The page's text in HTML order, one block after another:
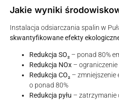
Jakie wyniki
Instalacja odsiarczania spalin w
skwantyfikowane efekty
Redukcja SO₂ – ponad 80%
Redukcja NOx –
Redukcja CO₂ – zmniejszenie
o ponad 80%
Redukcja pyłu – zatrzymanie